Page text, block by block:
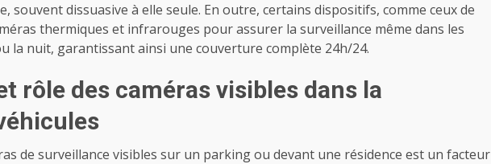
souvent dissuasive à elle seule. En outre, certains dispositifs, comme ceux de
thermiques et infrarouges pour assurer la surveillance même dans les
la nuit, garantissant ainsi une couverture complète 24h/24.
rôle des caméras visibles dans la
de surveillance visibles sur un parking ou devant une résidence est un facteur